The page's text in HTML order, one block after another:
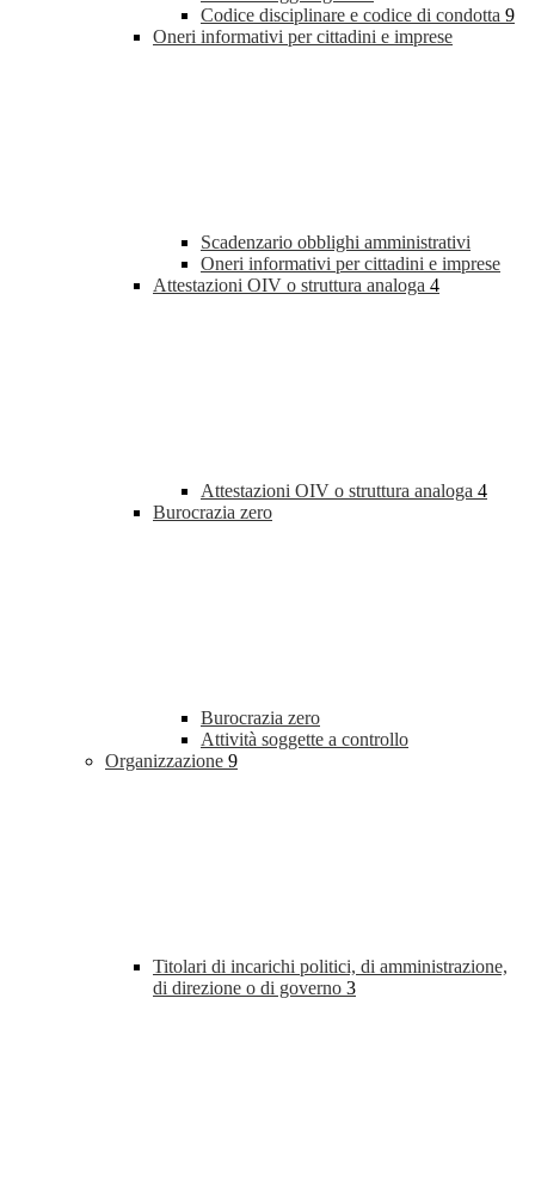
Codice disciplinare e codice di condotta 9
Oneri informativi per cittadini e imprese
Scadenzario obblighi amministrativi
Oneri informativi per cittadini e imprese
Attestazioni OIV o struttura analoga 4
Attestazioni OIV o struttura analoga 4
Burocrazia zero
Burocrazia zero
Attività soggette a controllo
Organizzazione 9
Titolari di incarichi politici, di amministrazione,
di direzione o di governo 3